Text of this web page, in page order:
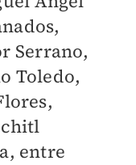
Serrano,
Toledo,
entre